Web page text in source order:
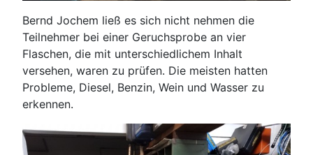
Bernd Jochem ließ es sich nicht nehmen die
Teilnehmer bei einer Geruchsprobe an vier
Flaschen, die mit unterschiedlichem Inhalt
versehen, waren zu prüfen. Die meisten hatten
Probleme, Diesel, Benzin, Wein und Wasser zu
erkennen.